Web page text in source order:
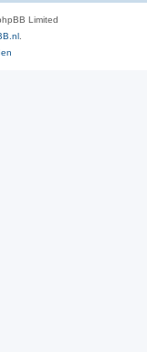
Limited